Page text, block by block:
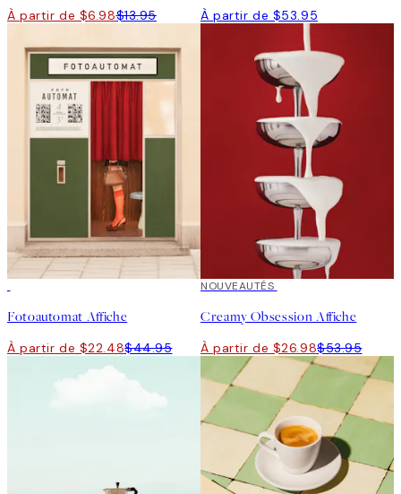
À partir de $6.98$13.95 À partir de $53.95
Fotoautomat Affiche
À partir de $22.48$44.95
50%*
NOUVEAUTÉS
Creamy Obsession Affiche
À partir de $26.98$53.95